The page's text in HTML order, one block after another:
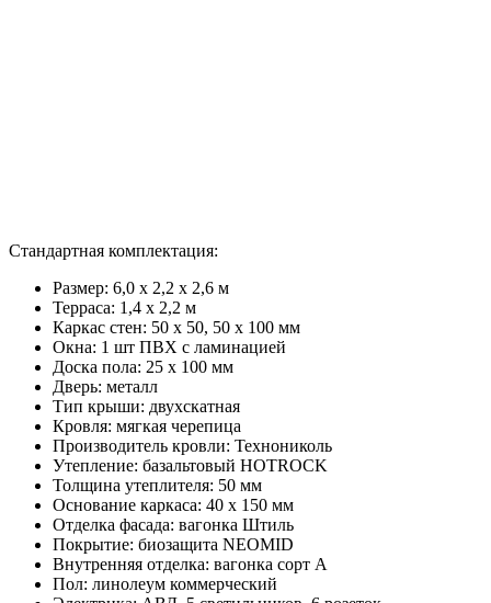
Стандартная комплектация:
Размер: 6,0 х 2,2 х 2,6 м
Терраса: 1,4 x 2,2 м
Каркас стен: 50 х 50, 50 х 100 мм
Окна: 1 шт ПВХ с ламинацией
Доска пола: 25 х 100 мм
Дверь: металл
Тип крыши: двухскатная
Кровля: мягкая черепица
Производитель кровли: Технониколь
Утепление: базальтовый HOTROCK
Толщина утеплителя: 50 мм
Основание каркаса: 40 х 150 мм
Отделка фасада: вагонка Штиль
Покрытие: биозащита NEOMID
Внутренняя отделка: вагонка сорт А
Пол: линолеум коммерческий